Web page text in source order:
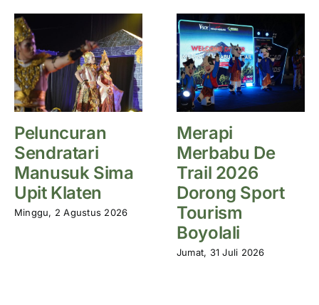
Peluncuran
Sendratari
Manusuk Sima
Upit Klaten
Minggu, 2 Agustus 2026
Merapi
Merbabu De
Trail 2026
Dorong Sport
Tourism
Boyolali
Jumat, 31 Juli 2026